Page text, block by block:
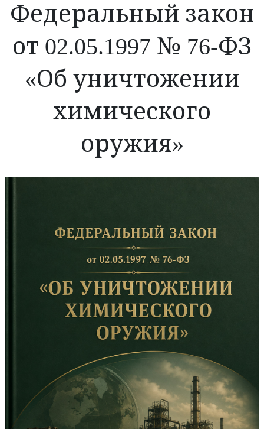
Федеральный закон
от 02.05.1997 № 76-ФЗ
«Об уничтожении
химического
оружия»